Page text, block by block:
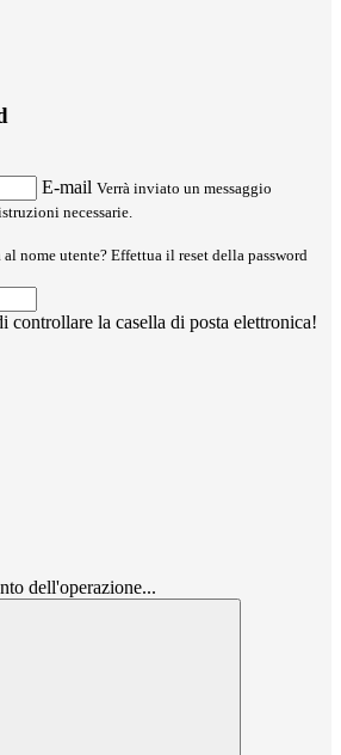
E-mail Verrà inviato un messaggio
necessarie.
nome utente? Effettua il reset della password
controllare la casella di posta elettronica!
dell'operazione...